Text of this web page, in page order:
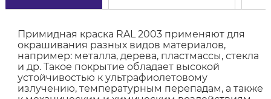
Примидная краска RAL 2003 применяют для
окрашивания разных видов материалов,
например: металла, дерева, пластмассы, стекла
и др. Такое покрытие обладает высокой
устойчивостью к ультрафиолетовому
излучению, температурным перепадам, а также